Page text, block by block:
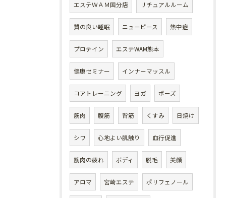
エステＷＡＭ国分店 リチュアルルーム
質の良い睡眠 ニューピース 熱中症
プロテイン エステWAM熊本
健康セミナー インナーマッスル
コアトレーニング ヨガ ポーズ
筋肉 腹筋 背筋 くすみ 日焼け
シワ 心地よい肌触り 血行促進
筋肉の疲れ ボディ 脱毛 美顔
アロマ 宮崎エステ ポリフェノール